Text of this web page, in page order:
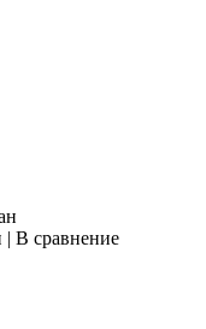
| В сравнение